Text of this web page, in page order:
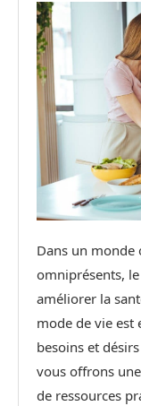
Dans un monde
omniprésents,
améliorer la
mode de vie est
besoins et
vous offrons
de ressources